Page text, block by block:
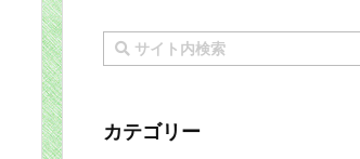
カテゴリー